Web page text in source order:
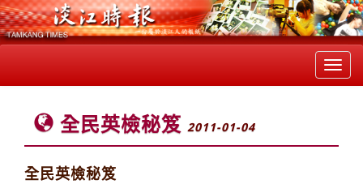
全民英檢秘笈 2011-01-04
全民英檢秘笈